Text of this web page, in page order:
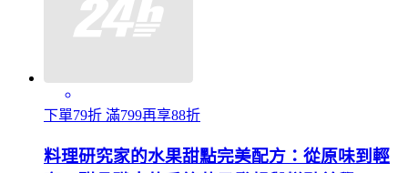
下單79折 滿799再享88折
料理研究家的水果甜點完美配方：從原味到輕